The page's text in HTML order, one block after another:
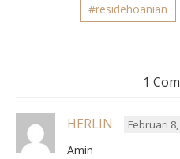
#residehoanian
1
HERLIN Februari
Amin